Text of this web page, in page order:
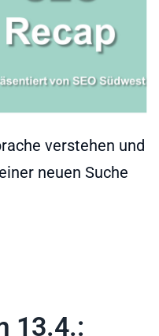
verstehen und
neuen Suche
13.4.: